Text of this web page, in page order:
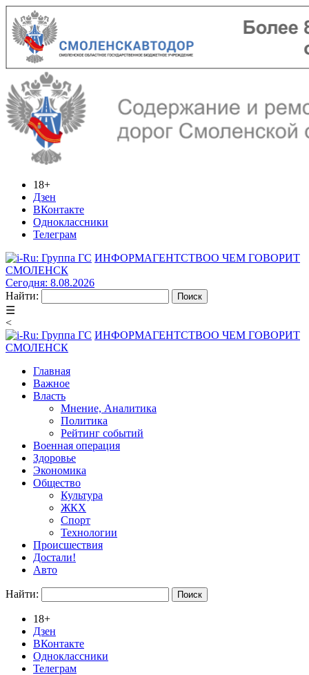
18+
Дзен
ВКонтакте
Одноклассники
Телеграм
ИНФОРМАГЕНТСТВОО ЧЕМ ГОВОРИТ
СМОЛЕНСК
Сегодня: 8.08.2026
Найти:
☰
<
ИНФОРМАГЕНТСТВОО ЧЕМ ГОВОРИТ
СМОЛЕНСК
Главная
Важное
Власть
Мнение, Аналитика
Политика
Рейтинг событий
Военная операция
Здоровье
Экономика
Общество
Культура
ЖКХ
Спорт
Технологии
Происшествия
Достали!
Авто
Найти:
18+
Дзен
ВКонтакте
Одноклассники
Телеграм